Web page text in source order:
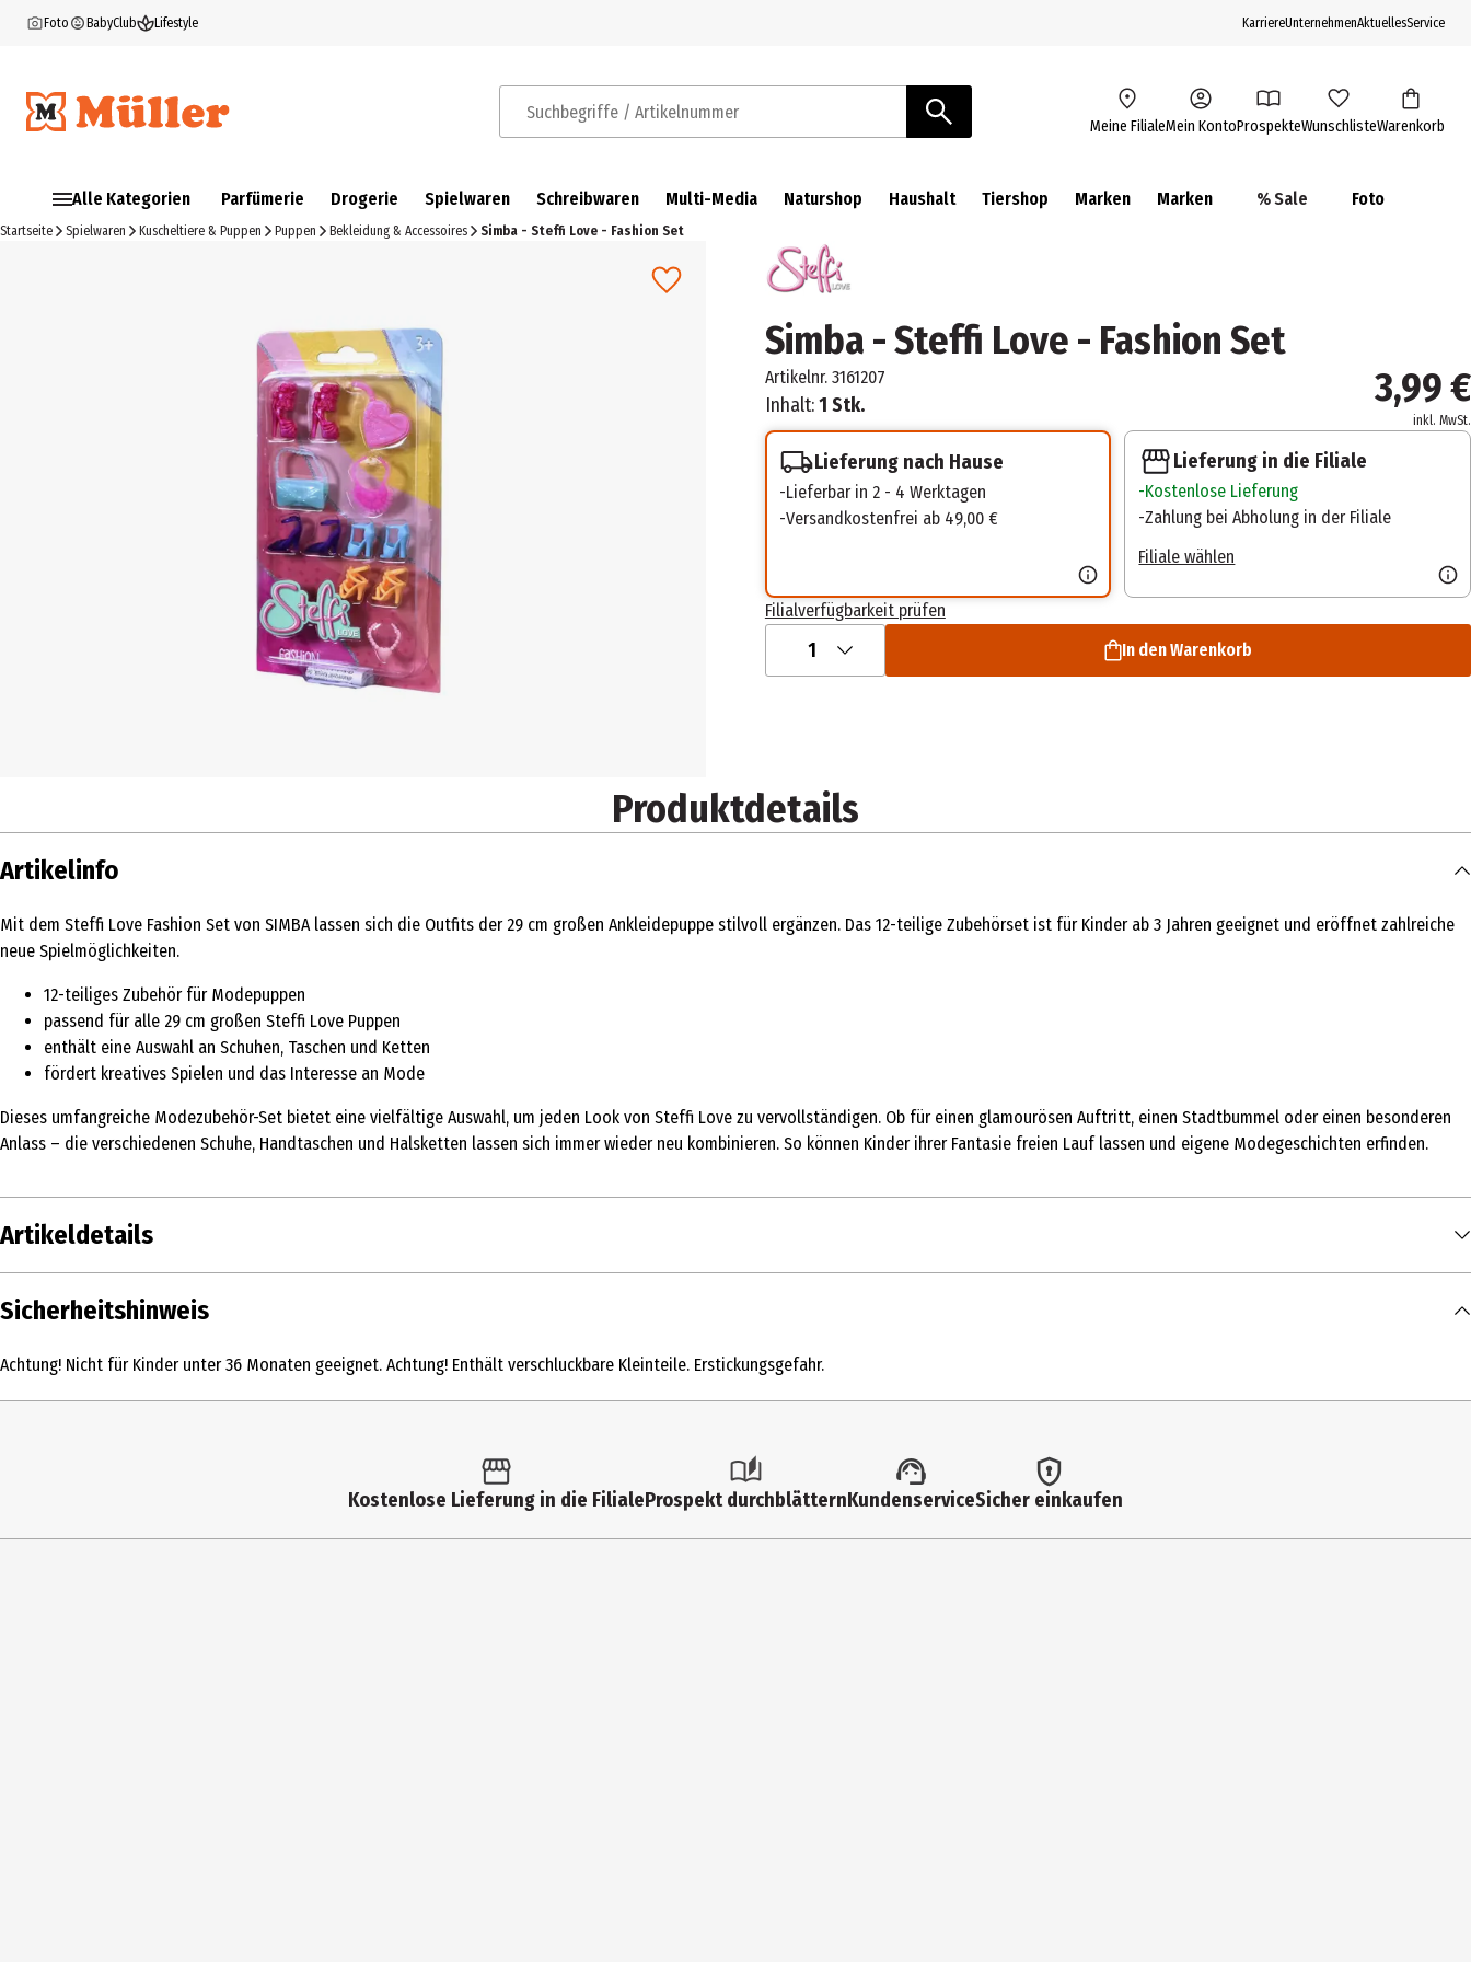
Foto BabyClub Lifestyle KarriereUnternehmenAktuellesService
Suchbegriffe / Artikelnummer Meine FilialeMein KontoProspekteWunschlisteWarenkorb
Alle Kategorien Parfümerie Drogerie Spielwaren Schreibwaren Multi-Media Naturshop Haushalt Tiershop Marken Marken % Sale Foto
Startseite Spielwaren Kuscheltiere & Puppen Puppen Bekleidung & Accessoires Simba - Steffi Love - Fashion Set
Simba - Steffi Love - Fashion Set
Artikelnr. 3161207
Inhalt:1 Stk. 3,99 €
inkl. MwSt.
Lieferung nach Hause
Lieferbar in 2 - 4 Werktagen
Versandkostenfrei ab 49,00 €
Lieferung in die Filiale
Kostenlose Lieferung
Zahlung bei Abholung in der Filiale
Filiale wählen
Filialverfügbarkeit prüfen
1 In den Warenkorb
Produktdetails
Artikelinfo
Mit dem Steffi Love Fashion Set von SIMBA lassen sich die Outfits der 29 cm großen Ankleidepuppe stilvoll ergänzen. Das 12-teilige Zubehörset ist für Kinder ab 3 Jahren geeignet und eröffnet zahlreiche
neue Spielmöglichkeiten.
12-teiliges Zubehör für Modepuppen
passend für alle 29 cm großen Steffi Love Puppen
enthält eine Auswahl an Schuhen, Taschen und Ketten
fördert kreatives Spielen und das Interesse an Mode
Dieses umfangreiche Modezubehör-Set bietet eine vielfältige Auswahl, um jeden Look von Steffi Love zu vervollständigen. Ob für einen glamourösen Auftritt, einen Stadtbummel oder einen besonderen
Anlass – die verschiedenen Schuhe, Handtaschen und Halsketten lassen sich immer wieder neu kombinieren. So können Kinder ihrer Fantasie freien Lauf lassen und eigene Modegeschichten erfinden.
Artikeldetails
Inhalt
Simba Toys GmbH & Co
Sicherheitshinweis
Achtung! Nicht für Kinder unter 36 Monaten geeignet. Achtung! Enthält verschluckbare Kleinteile. Erstickungsgefahr.
Kostenlose Lieferung in die FilialeProspekt durchblätternKundenserviceSicher einkaufen